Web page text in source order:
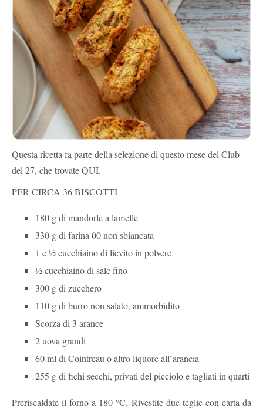
Questa ricetta fa parte della selezione di questo mese del Club
del 27, che trovate QUI.
PER CIRCA 36 BISCOTTI
180 g di mandorle a lamelle
330 g di farina 00 non sbiancata
1 e 1⁄2 cucchiaino di lievito in polvere
1⁄2 cucchiaino di sale fino
300 g di zucchero
110 g di burro non salato, ammorbidito
Scorza di 3 arance
2 uova grandi
60 ml di Cointreau o altro liquore all’arancia
255 g di fichi secchi, privati ​​del picciolo e tagliati in quarti
Preriscaldate il forno a 180 °C. Rivestite due teglie con carta da